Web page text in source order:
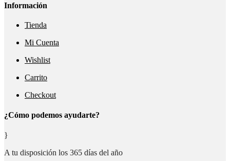
Información
Tienda
Mi Cuenta
Wishlist
Carrito
Checkout
¿Cómo podemos ayudarte?
}
A tu disposición los 365 días del año